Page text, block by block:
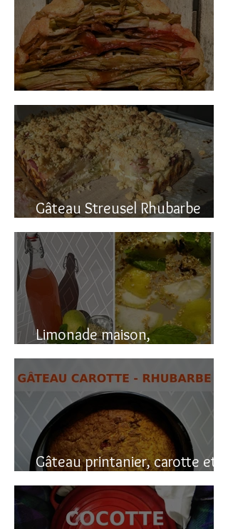
Gâteau renversé à la rhubarbe
Gâteau Streusel Rhubarbe
Pomme, facile et hyper bon!
Limonade maison,
naturellement pétillante!!!
Gâteau printanier, carotte et
rhubarbe